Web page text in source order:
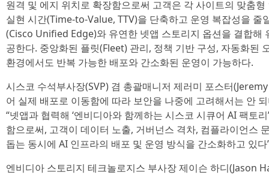
원격 및 에지 위치로 확장함으로써 고객은 각 사이트의 맞춤
실현 시간(Time-to-Value, TTV)을 단축하고 운영 복잡성을 줄
(Cisco Unified Edge)와 유연한 넷앱 스토리지 옵션을 결합해
공한다. 중앙화된 플릿(Fleet) 관리, 정책 기반 구성, 자동화된
환경에서도 반복 가능한 배포와 간소화된 운영이 가능하다.
시스코 수석부사장(SVP) 겸 총괄매니저 제러미 포스터
어 실제 배포로 이동함에 따라 보안을 나중에 고려해서는 안
“넷앱과 협력해 ‘엔비디아와 함께하는 시스코 시큐어 AI 팩토
함으로써, 고객이 데이터 노출, 거버넌스 격차, 컴플라이언스
돕는 동시에 AI 인프라의 배포 및 운영 방식을 간소화하고 있
엔비디아 스토리지 테크놀로지스 부사장 제이슨 하디(Jason